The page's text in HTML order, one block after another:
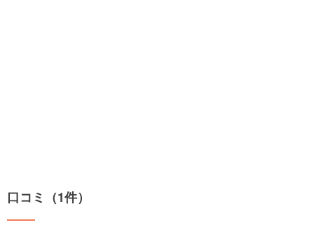
口コミ（1件）